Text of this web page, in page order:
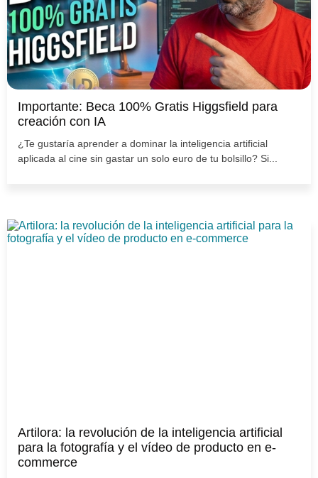
Importante: Beca 100% Gratis Higgsfield para
creación con IA
¿Te gustaría aprender a dominar la inteligencia artificial
aplicada al cine sin gastar un solo euro de tu bolsillo? Si...
Artilora: la revolución de la inteligencia artificial
para la fotografía y el vídeo de producto en e-
commerce